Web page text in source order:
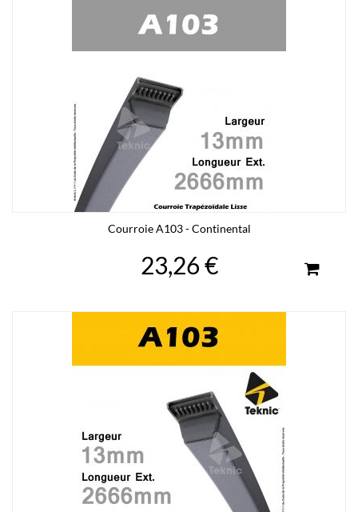
Courroie A103 - Continental
23,26 €